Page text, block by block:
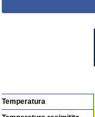
Temperatura